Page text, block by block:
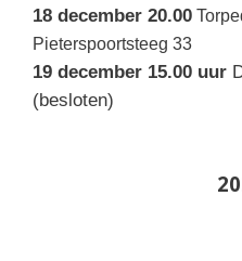
18 december 20.00
Pieterspoortsteeg 33
19 december 15.00 uur
(besloten)